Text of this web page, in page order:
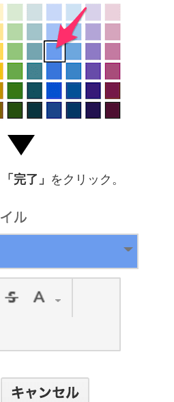
「完了」 をクリック。